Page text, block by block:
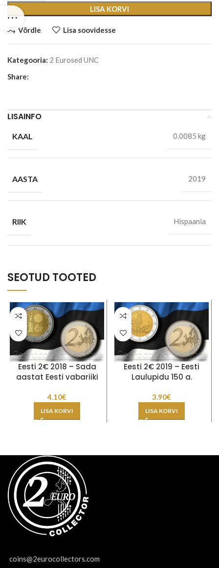
LISA KORVI
Võrdle Lisa soovidesse
Kategooria: 2 Eurosed UNC
Share:
LISAINFO
KAAL 0.0085 kg
AASTA 2019
RIIK Hispaania
SEOTUD TOOTED
Eesti 2€ 2018 – Sada
aastat Eesti vabariiki
4.10€
LISA KORVI
Eesti 2€ 2019 – Eesti
Laulupidu 150 a.
3.90€
LISA KORVI
coins@2eurocollectors.com